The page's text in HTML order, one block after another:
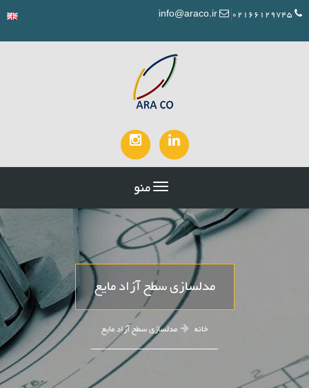
منو
مدلسازی سطح آزاد مایع
خانه مدلسازی سطح آزاد مایع